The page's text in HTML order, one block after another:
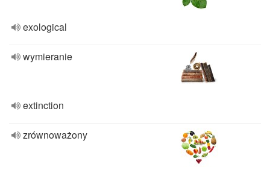
exological
wymieranie
extinction
zrównoważony